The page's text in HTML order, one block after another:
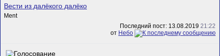
Вести из далёкого далёко
Ment
Последний пост: 13.08.2019 21:22
от Небо